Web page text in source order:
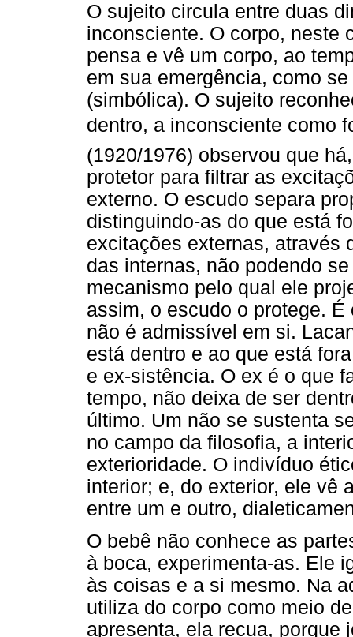
O sujeito circula entre duas
inconsciente. O corpo, neste
pensa e vê um corpo, ao
em sua emergência, como
(simbólica). O sujeito
dentro, a inconsciente como
(1920/1976) observou que
protetor para filtrar as
externo. O escudo separa
distinguindo-as do que está
excitações externas, através
das internas, não podendo
mecanismo pelo qual ele
assim, o escudo o protege.
não é admissível em si.
está dentro e ao que está
e ex-sistência. O ex é o que
tempo, não deixa de ser
último. Um não se sustenta
no campo da filosofia, a
exterioridade. O indivíduo
interior; e, do exterior, ele vê
entre um e outro,
O bebê não conhece as
à boca, experimenta-as. Ele
às coisas e a si mesmo. Na
utiliza do corpo como meio
apresenta, ela recua, porque